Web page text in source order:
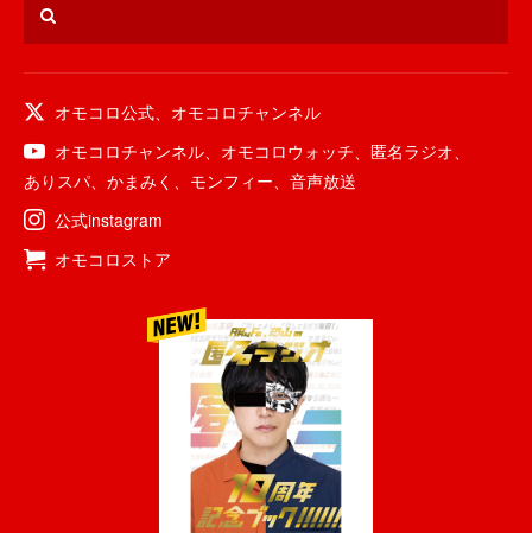
オモコロ公式
オモコロチャンネル
オモコロチャンネル
オモコロウォッチ 匿名ラジオ
ありスパ
かまみく モンフィー
音声放送
公式instagram
オモコロストア